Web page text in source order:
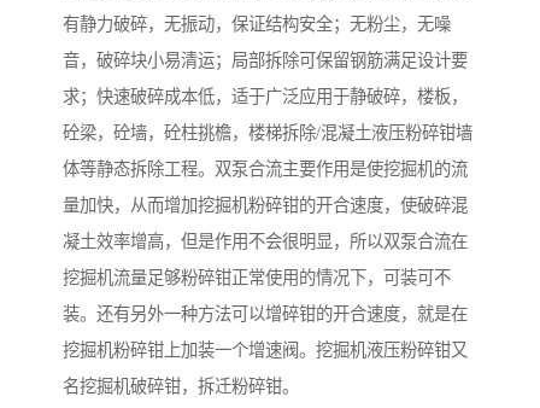
有静力破碎，无振动，保证结构安全；无粉尘，无噪
音，破碎块小易清运；局部拆除可保留钢筋满足设计要
求；快速破碎成本低，适于广泛应用于静破碎，楼板，
砼梁，砼墙，砼柱挑檐，楼梯拆除/混凝土液压粉碎钳墙
体等静态拆除工程。双泵合流主要作用是使挖掘机的流
量加快，从而增加挖掘机粉碎钳的开合速度，使破碎混
凝土效率增高，但是作用不会很明显，所以双泵合流在
挖掘机流量足够粉碎钳正常使用的情况下，可装可不
装。还有另外一种方法可以增碎钳的开合速度，就是在
挖掘机粉碎钳上加装一个增速阀。挖掘机液压粉碎钳又
名挖掘机破碎钳，拆迁粉碎钳。